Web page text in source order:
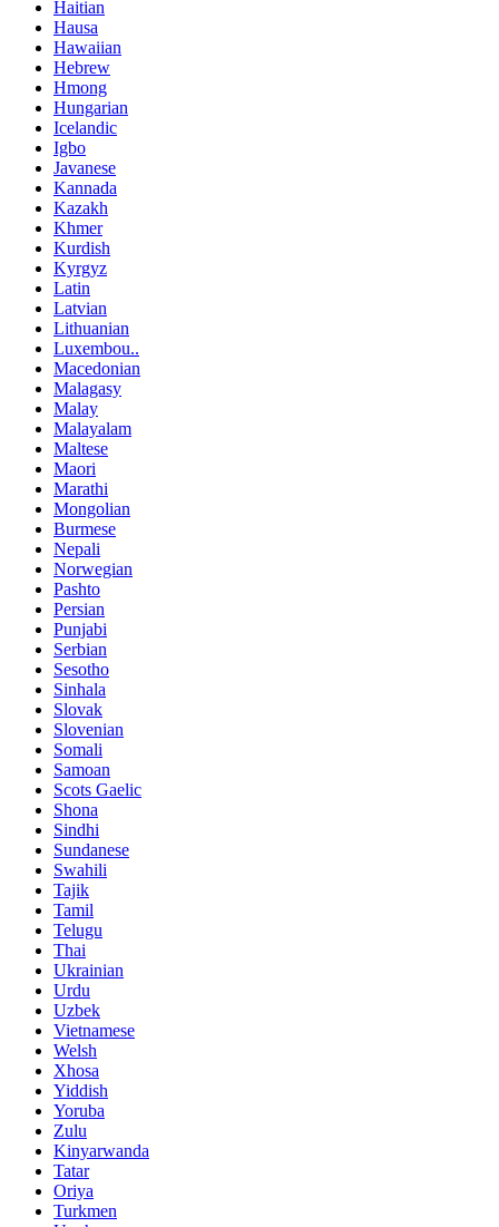
Haitian
Hausa
Hawaiian
Hebrew
Hmong
Hungarian
Icelandic
Igbo
Javanese
Kannada
Kazakh
Khmer
Kurdish
Kyrgyz
Latin
Latvian
Lithuanian
Luxembou..
Macedonian
Malagasy
Malay
Malayalam
Maltese
Maori
Marathi
Mongolian
Burmese
Nepali
Norwegian
Pashto
Persian
Punjabi
Serbian
Sesotho
Sinhala
Slovak
Slovenian
Somali
Samoan
Scots Gaelic
Shona
Sindhi
Sundanese
Swahili
Tajik
Tamil
Telugu
Thai
Ukrainian
Urdu
Uzbek
Vietnamese
Welsh
Xhosa
Yiddish
Yoruba
Zulu
Kinyarwanda
Tatar
Oriya
Turkmen